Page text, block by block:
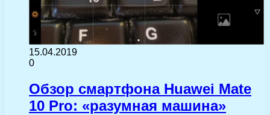
15.04.2019
0
Обзор смартфона Huawei Mate
10 Pro: «разумная машина»